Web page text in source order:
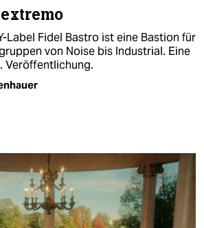
Label Fidel Bastro ist eine Bastion für
von Noise bis Industrial. Eine
Veröffentlichung.